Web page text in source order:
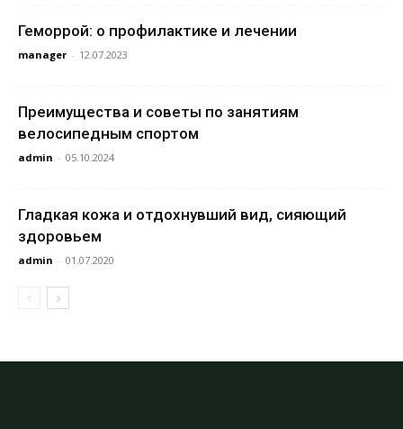
Геморрой: о профилактике и лечении
manager - 12.07.2023
Преимущества и советы по занятиям
велосипедным спортом
admin - 05.10.2024
Гладкая кожа и отдохнувший вид, сияющий
здоровьем
admin - 01.07.2020